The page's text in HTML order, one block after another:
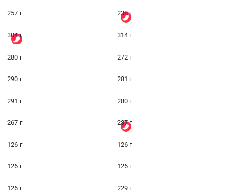
257 г 238 г
304 г 314 г
280 г 272 г
290 г 281 г
291 г 280 г
267 г 237 г
126 г 126 г
126 г 126 г
126 г 229 г